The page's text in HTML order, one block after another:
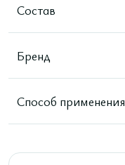
Состав
Бренд
Способ применения